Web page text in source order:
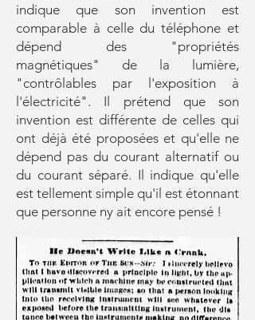
indique que son invention est
comparable à celle du téléphone et
dépend des "propriétés
magnétiques" de la lumière,
"contrôlables par l'exposition à
l'électricité". Il prétend que son
invention est différente de celles qui
ont déjà été proposées et qu'elle ne
dépend pas du courant alternatif ou
du courant séparé. Il indique qu'elle
est tellement simple qu'il est étonnant
que personne ny ait encore pensé !